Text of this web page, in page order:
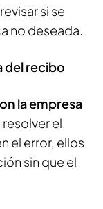
si se
no deseada.
del recibo
la empresa
el
el error, ellos
sin que el